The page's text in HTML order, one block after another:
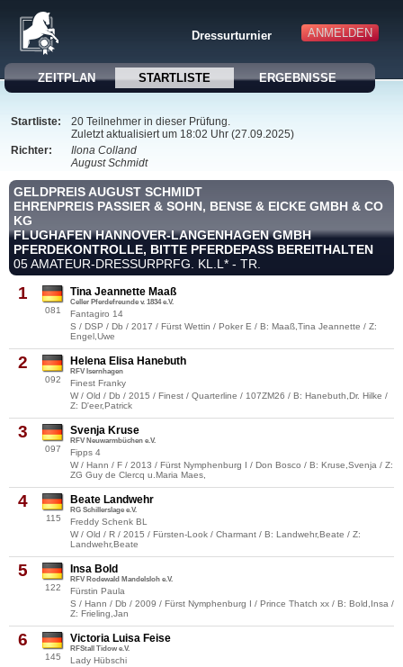
ANMELDEN
Dressurturnier
ZEITPLAN STARTLISTE ERGEBNISSE
Startliste:
20 Teilnehmer in dieser Prüfung.
Zuletzt aktualisiert um 18:02 Uhr (27.09.2025)
Richter:
Ilona Colland
August Schmidt
GELDPREIS AUGUST SCHMIDT
EHRENPREIS PASSIER & SOHN, BENSE & EICKE GMBH & CO
KG
FLUGHAFEN HANNOVER-LANGENHAGEN GMBH
PFERDEKONTROLLE, BITTE PFERDEPASS BEREITHALTEN
05 AMATEUR-DRESSURPRFG. KL.L* - TR.
1
081
Tina Jeannette Maaß
Celler Pferdefreunde v. 1834 e.V.
Fantagiro 14
S / DSP / Db / 2017 / Fürst Wettin / Poker E / B: Maaß,Tina Jeannette / Z:
Engel,Uwe
2
092
Helena Elisa Hanebuth
RFV Isernhagen
Finest Franky
W / Old / Db / 2015 / Finest / Quarterline / 107ZM26 / B: Hanebuth,Dr. Hilke /
Z: D'eer,Patrick
3
097
Svenja Kruse
RFV Neuwarmbüchen e.V.
Fipps 4
W / Hann / F / 2013 / Fürst Nymphenburg I / Don Bosco / B: Kruse,Svenja / Z:
ZG Guy de Clercq u.Maria Maes,
4
115
Beate Landwehr
RG Schillerslage e.V.
Freddy Schenk BL
W / Old / R / 2015 / Fürsten-Look / Charmant / B: Landwehr,Beate / Z:
Landwehr,Beate
5
122
Insa Bold
RFV Rodewald Mandelsloh e.V.
Fürstin Paula
S / Hann / Db / 2009 / Fürst Nymphenburg I / Prince Thatch xx / B: Bold,Insa /
Z: Frieling,Jan
6
145
Victoria Luisa Feise
RFStall Tidow e.V.
Lady Hübschi